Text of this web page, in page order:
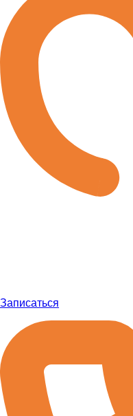
Записаться